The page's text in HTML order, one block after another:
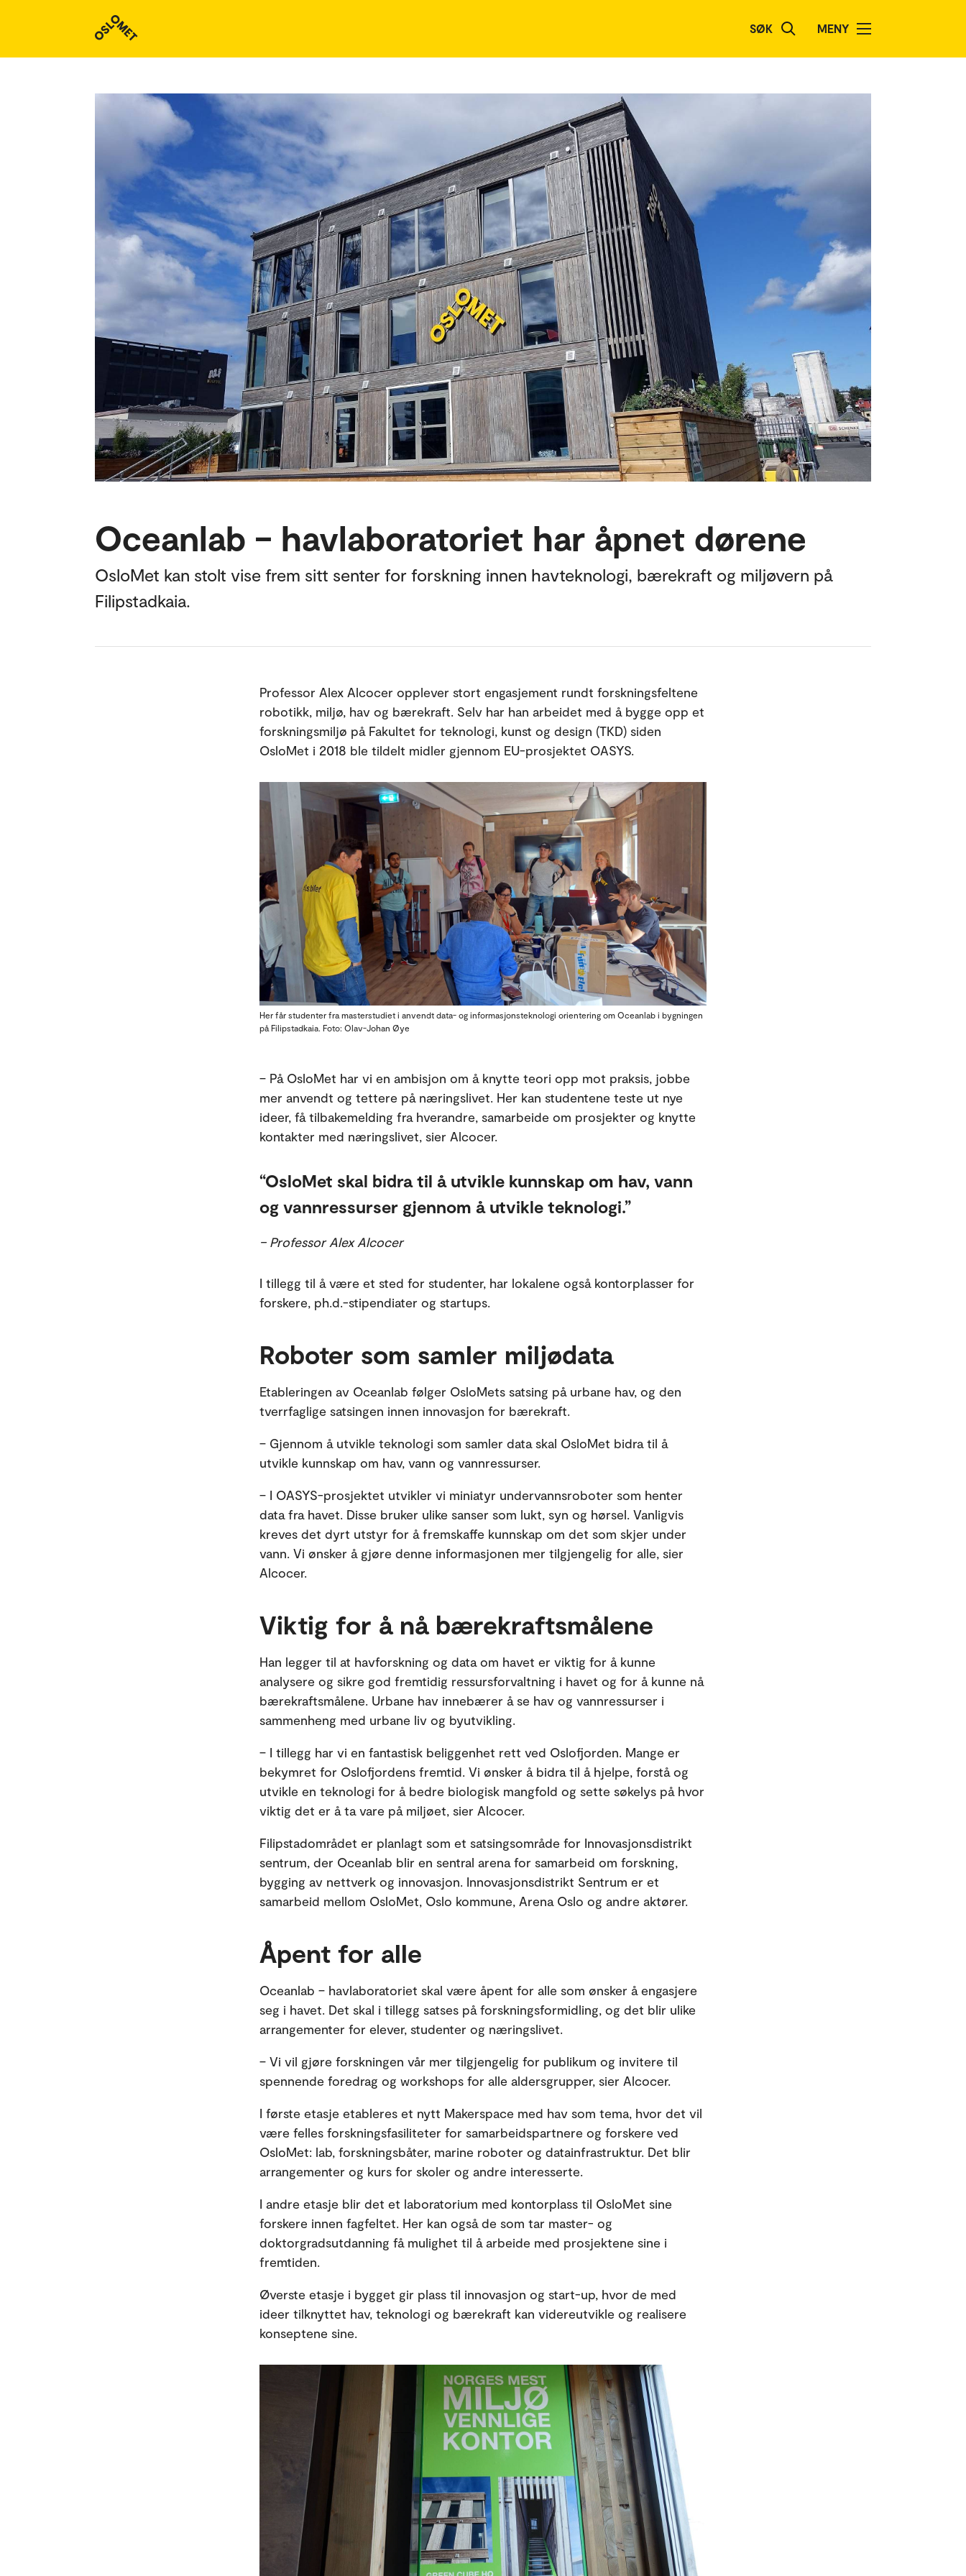
SØK MENY
Oceanlab – havlaboratoriet har åpnet dørene
OsloMet kan stolt vise frem sitt senter for forskning innen havteknologi, bærekraft og miljøvern på
Filipstadkaia.
Professor Alex Alcocer opplever stort engasjement rundt forskningsfeltene
robotikk, miljø, hav og bærekraft. Selv har han arbeidet med å bygge opp et
forskningsmiljø på Fakultet for teknologi, kunst og design (TKD) siden
OsloMet i 2018 ble tildelt midler gjennom EU-prosjektet OASYS.
Her får studenter fra masterstudiet i anvendt data- og informasjonsteknologi orientering om Oceanlab i bygningen
på Filipstadkaia. Foto: Olav-Johan Øye
– På OsloMet har vi en ambisjon om å knytte teori opp mot praksis, jobbe
mer anvendt og tettere på næringslivet. Her kan studentene teste ut nye
ideer, få tilbakemelding fra hverandre, samarbeide om prosjekter og knytte
kontakter med næringslivet, sier Alcocer.
OsloMet skal bidra til å utvikle kunnskap om hav, vann
og vannressurser gjennom å utvikle teknologi.
– Professor Alex Alcocer
I tillegg til å være et sted for studenter, har lokalene også kontorplasser for
forskere, ph.d.-stipendiater og startups.
Roboter som samler miljødata
Etableringen av Oceanlab følger OsloMets satsing på urbane hav, og den
tverrfaglige satsingen innen innovasjon for bærekraft.
– Gjennom å utvikle teknologi som samler data skal OsloMet bidra til å
utvikle kunnskap om hav, vann og vannressurser.
– I OASYS-prosjektet utvikler vi miniatyr undervannsroboter som henter
data fra havet. Disse bruker ulike sanser som lukt, syn og hørsel. Vanligvis
kreves det dyrt utstyr for å fremskaffe kunnskap om det som skjer under
vann. Vi ønsker å gjøre denne informasjonen mer tilgjengelig for alle, sier
Alcocer.
Viktig for å nå bærekraftsmålene
Han legger til at havforskning og data om havet er viktig for å kunne
analysere og sikre god fremtidig ressursforvaltning i havet og for å kunne nå
bærekraftsmålene. Urbane hav innebærer å se hav og vannressurser i
sammenheng med urbane liv og byutvikling.
– I tillegg har vi en fantastisk beliggenhet rett ved Oslofjorden. Mange er
bekymret for Oslofjordens fremtid. Vi ønsker å bidra til å hjelpe, forstå og
utvikle en teknologi for å bedre biologisk mangfold og sette søkelys på hvor
viktig det er å ta vare på miljøet, sier Alcocer.
Filipstadområdet er planlagt som et satsingsområde for Innovasjonsdistrikt
sentrum, der Oceanlab blir en sentral arena for samarbeid om forskning,
bygging av nettverk og innovasjon. Innovasjonsdistrikt Sentrum er et
samarbeid mellom OsloMet, Oslo kommune, Arena Oslo og andre aktører.
Åpent for alle
Oceanlab – havlaboratoriet skal være åpent for alle som ønsker å engasjere
seg i havet. Det skal i tillegg satses på forskningsformidling, og det blir ulike
arrangementer for elever, studenter og næringslivet.
– Vi vil gjøre forskningen vår mer tilgjengelig for publikum og invitere til
spennende foredrag og workshops for alle aldersgrupper, sier Alcocer.
I første etasje etableres et nytt Makerspace med hav som tema, hvor det vil
være felles forskningsfasiliteter for samarbeidspartnere og forskere ved
OsloMet: lab, forskningsbåter, marine roboter og datainfrastruktur. Det blir
arrangementer og kurs for skoler og andre interesserte.
I andre etasje blir det et laboratorium med kontorplass til OsloMet sine
forskere innen fagfeltet. Her kan også de som tar master- og
doktorgradsutdanning få mulighet til å arbeide med prosjektene sine i
fremtiden.
Øverste etasje i bygget gir plass til innovasjon og start-up, hvor de med
ideer tilknyttet hav, teknologi og bærekraft kan videreutvikle og realisere
konseptene sine.